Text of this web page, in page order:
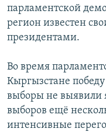
парламентской
регион известен
президентами.
Во время
Кыргызстане
выборы не выявили
выборов ещё
интенсивные